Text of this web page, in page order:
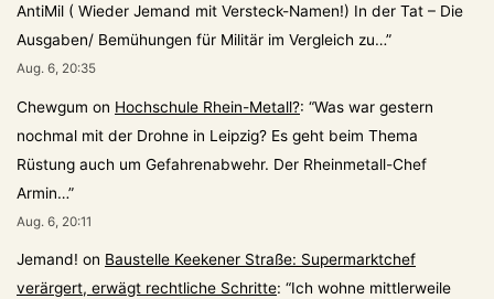
AntiMil ( Wieder Jemand mit Versteck-Namen!) In der Tat – Die
Ausgaben/ Bemühungen für Militär im Vergleich zu…”
Aug. 6, 20:35
Chewgum on Hochschule Rhein-Metall?: “Was war gestern
nochmal mit der Drohne in Leipzig? Es geht beim Thema
Rüstung auch um Gefahrenabwehr. Der Rheinmetall-Chef
Armin…”
Aug. 6, 20:11
Jemand! on Baustelle Keekener Straße: Supermarktchef
verärgert, erwägt rechtliche Schritte: “Ich wohne mittlerweile